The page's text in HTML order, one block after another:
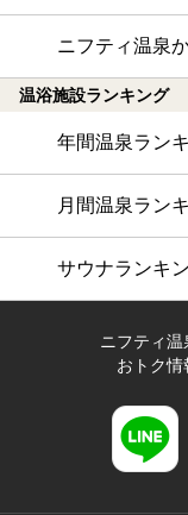
ニフティ温泉
温浴施設ランキング
年間温泉ラン
月間温泉ラン
サウナランキ
ニフティ
おトク情